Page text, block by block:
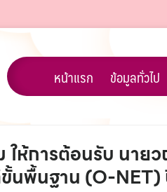
หน้าแรก ข้อมูลทั่วไป
ให้การต้อนรับ นา
นพื้นฐาน (O-